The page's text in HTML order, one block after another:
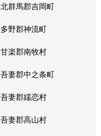
北群馬郡吉岡町
多野郡神流町
甘楽郡南牧村
吾妻郡中之条町
吾妻郡嬬恋村
吾妻郡高山村